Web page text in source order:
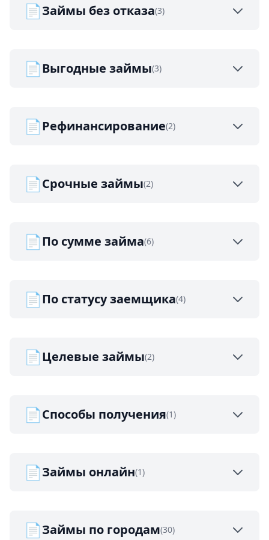
📄Займы без отказа(3)
📄Выгодные займы(3)
📄Рефинансирование(2)
📄Срочные займы(2)
📄По сумме займа(6)
📄По статусу заемщика(4)
📄Целевые займы(2)
📄Способы получения(1)
📄Займы онлайн(1)
📄Займы по городам(30)